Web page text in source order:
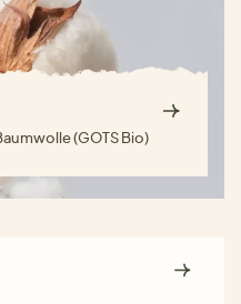
(GOTS Bio)